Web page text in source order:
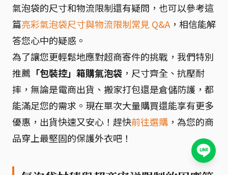
氣泡袋的尺寸和物流限制還有疑問，也可以參考這
篇亮彩氣泡袋尺寸與物流限制常見 Q&A ，相信能解
答您心中的疑惑。
為了讓您更輕鬆地應對超商寄件的挑戰，我們特別
推薦 「包裝控」箱購氣泡袋 ，尺寸齊全、抗壓耐
摔，無論是電商出貨、搬家打包還是倉儲防護，都
能滿足您的需求。現在單次大量購買還能享有更多
優惠，出貨快速又安心！趕快前往選購 ，為您的商
品穿上最堅固的保護外衣吧！